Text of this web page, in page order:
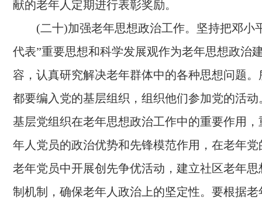
献的老年人定期进行表彰奖励。
(二十)加强老年思想政治工作。 坚持把邓小
代表”重要思想和科学发展观作为老年思想政治
容，认真研究解决老年群体中的各种思想问题
都要编入党的基层组织，组织他们参加党的活
基层党组织在老年思想政治工作中的重要作用
年人党员的政治优势和先锋模范作用，在老年
老年党员中开展创先争优活动，建立社区老年
制机制，确保老年人政治上的坚定性。要根据